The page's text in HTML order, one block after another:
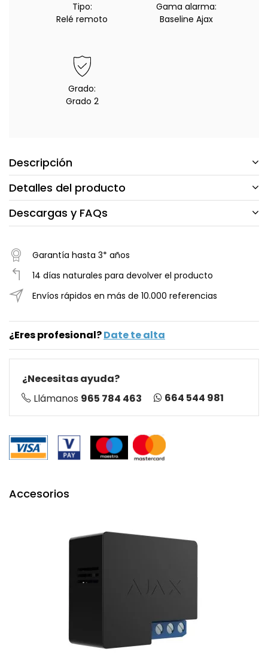
Tipo:
Relé remoto
Gama alarma:
Baseline Ajax
Grado:
Grado 2
Descripción
Detalles del producto
Descargas y FAQs
Garantía hasta 3* años
14 días naturales para devolver el producto
Envíos rápidos en más de 10.000 referencias
¿Eres profesional?Date te alta
¿Necesitas ayuda?
Llámanos 965 784 463 664 544 981
Accesorios